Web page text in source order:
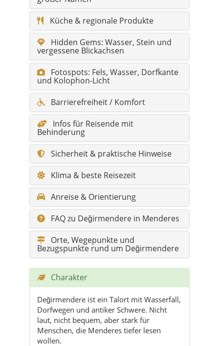
Küche & regionale Produkte
Hidden Gems: Wasser, Stein und
vergessene Blickachsen
Fotospots: Fels, Wasser, Dorfkante
und Kolophon-Licht
Barrierefreiheit / Komfort
Infos für Reisende mit
Behinderung
Sicherheit & praktische Hinweise
Klima & beste Reisezeit
Anreise & Orientierung
FAQ zu Değirmendere in Menderes
Orte, Wegepunkte und
Bezugspunkte rund um Değirmendere
Charakter
Değirmendere ist ein Talort mit Wasserfall,
Dorfwegen und antiker Schwere. Nicht
laut, nicht bequem, aber stark für
Menschen, die Menderes tiefer lesen
wollen.